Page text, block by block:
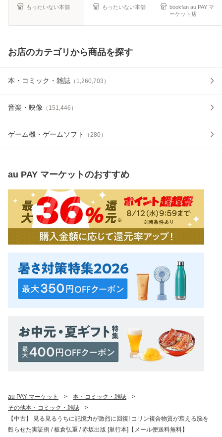
ル便送料
もったいない本舗 もったいない本舗
bookfan au PAY マ
ーケット店
お店のカテゴリから商品を探す
本・コミック・雑誌 （ 1,260,703 ）
音楽・映像 （ 151,446 ）
ゲーム機・ゲームソフト （280）
au PAY マーケットのおすすめ
au PAY マーケット > 本・コミック・雑誌
>
その他本・コミック・雑誌
>
【中古】 見る見るうちに記憶力が激烈に回復! コリン複合物質が衰える脳を
甦らせた実証例 / 板倉弘重 / 赤坂出版 [単行本]【メール便送料無料】